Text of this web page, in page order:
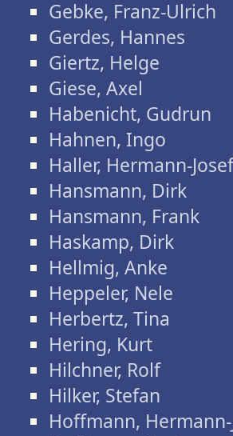
Gebke, Franz-Ulrich
Gerdes, Hannes
Giertz, Helge
Giese, Axel
Habenicht, Gudrun
Hahnen, Ingo
Haller, Hermann-Josef
Hansmann, Dirk
Hansmann, Frank
Haskamp, Dirk
Hellmig, Anke
Heppeler, Nele
Herbertz, Tina
Hering, Kurt
Hilchner, Rolf
Hilker, Stefan
Hoffmann, Hermann-